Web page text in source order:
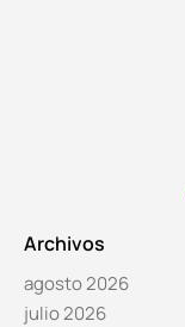
Archivos
agosto 2026
julio 2026